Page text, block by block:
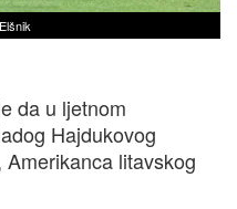
da u ljetnom
Hajdukovog
litavskog